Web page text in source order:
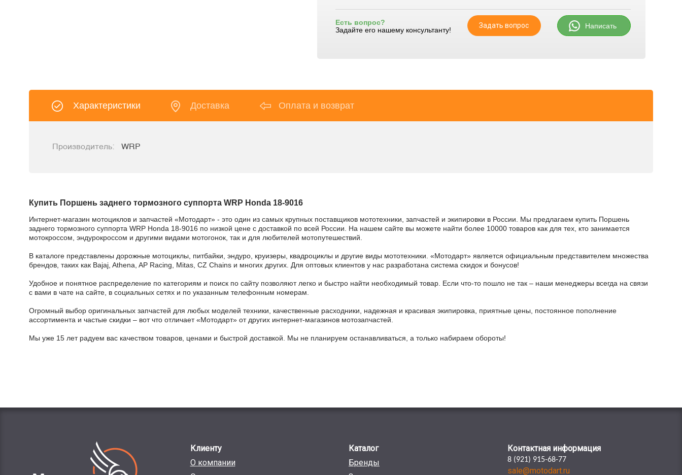
Есть вопрос?
Задайте его нашему консультанту!
Задать вопрос Написать
Характеристики Доставка Оплата и возврат
Производитель: WRP
Купить Поршень заднего тормозного суппорта WRP Honda 18-9016
Интернет-магазин мотоциклов и запчастей «Мотодарт» - это один из самых крупных поставщиков мототехники, запчастей и экипировки в России. Мы предлагаем купить Поршень
заднего тормозного суппорта WRP Honda 18-9016 по низкой цене с доставкой по всей России. На нашем сайте вы можете найти более 10000 товаров как для тех, кто занимается
мотокроссом, эндурокроссом и другими видами мотогонок, так и для любителей мотопутешествий.
В каталоге представлены дорожные мотоциклы, питбайки, эндуро, круизеры, квадроциклы и другие виды мототехники. «Мотодарт» является официальным представителем множества
брендов, таких как Bajaj, Athena, AP Racing, Mitas, CZ Chains и многих других. Для оптовых клиентов у нас разработана система скидок и бонусов!
Удобное и понятное распределение по категориям и поиск по сайту позволяют легко и быстро найти необходимый товар. Если что-то пошло не так – наши менеджеры всегда на связи
с вами в чате на сайте, в социальных сетях и по указанным телефонным номерам.
Огромный выбор оригинальных запчастей для любых моделей техники, качественные расходники, надежная и красивая экипировка, приятные цены, постоянное пополнение
ассортимента и частые скидки – вот что отличает «Мотодарт» от других интернет-магазинов мотозапчастей.
Мы уже 15 лет радуем вас качеством товаров, ценами и быстрой доставкой. Мы не планируем останавливаться, а только набираем обороты!
Клиенту
О компании
Каталог
Бренды
Контактная информация
8 (921) 915-68-77
sale@motodart.ru